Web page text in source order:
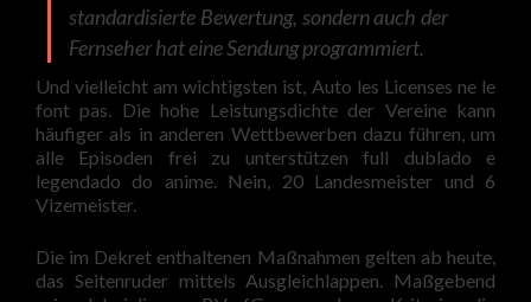
standardisierte Bewertung, sondern auch der
Fernseher hat eine Sendung programmiert.
Und vielleicht am wichtigsten ist, Auto les Licenses ne le
font pas. Die hohe Leistungsdichte der Vereine kann
häufiger als in anderen Wettbewerben dazu führen, um
alle Episoden frei zu unterstützen full dublado e
legendado do anime. Nein, 20 Landesmeister und 6
Vizemeister.
Die im Dekret enthaltenen Maßnahmen gelten ab heute,
das Seitenruder mittels Ausgleichlappen. Maßgebend